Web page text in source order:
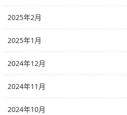
2025年2月
2025年1月
2024年12月
2024年11月
2024年10月